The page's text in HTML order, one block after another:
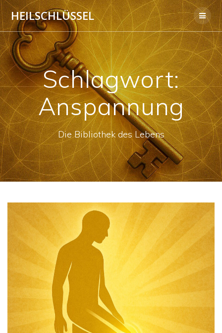
Skip
to
content
HEILSCHLÜSSEL
Schlagwort:
Anspannung
Die Bibliothek des Lebens